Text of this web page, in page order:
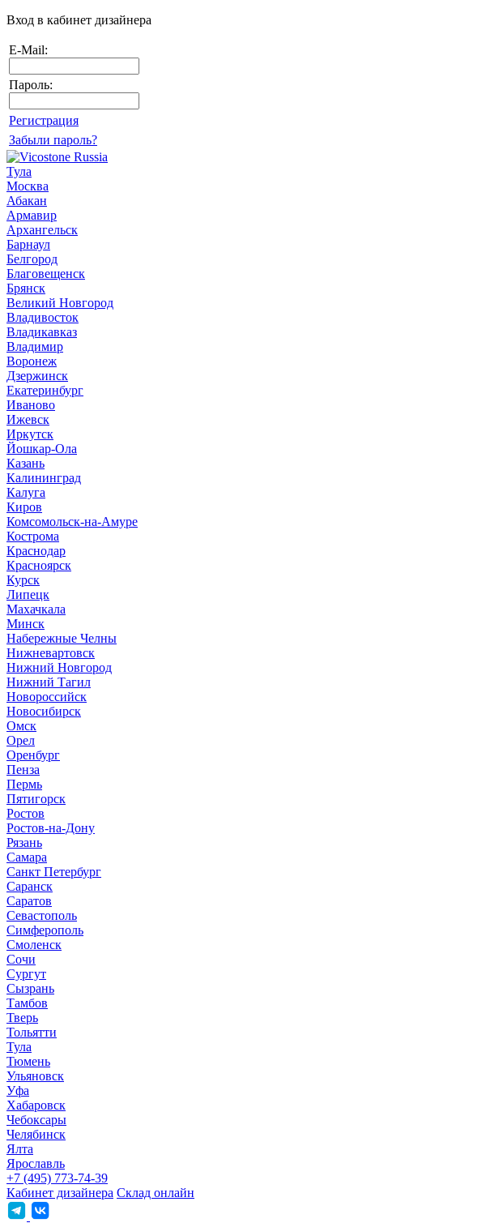
Вход в кабинет дизайнера
E-Mail:
Пароль:
Регистрация
Забыли пароль?
Тула
Москва
Абакан
Армавир
Архангельск
Барнаул
Белгород
Благовещенск
Брянск
Великий Новгород
Владивосток
Владикавказ
Владимир
Воронеж
Дзержинск
Екатеринбург
Иваново
Ижевск
Иркутск
Йошкар-Ола
Казань
Калининград
Калуга
Киров
Комсомольск-на-Амуре
Кострома
Краснодар
Красноярск
Курск
Липецк
Махачкала
Минск
Набережные Челны
Нижневартовск
Нижний Новгород
Нижний Тагил
Новороссийск
Новосибирск
Омск
Орел
Оренбург
Пенза
Пермь
Пятигорск
Ростов
Ростов-на-Дону
Рязань
Самара
Санкт Петербург
Саранск
Саратов
Севастополь
Симферополь
Смоленск
Сочи
Сургут
Сызрань
Тамбов
Тверь
Тольятти
Тула
Тюмень
Ульяновск
Уфа
Хабаровск
Чебоксары
Челябинск
Ялта
Ярославль
+7 (495) 773-74-39
Кабинет дизайнера Склад онлайн